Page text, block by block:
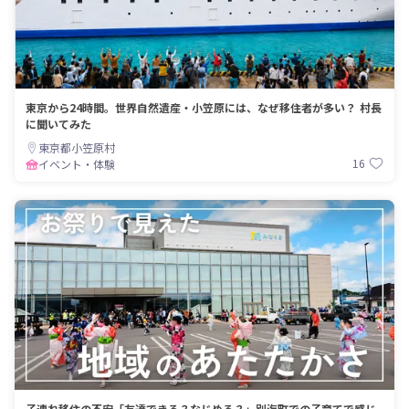
東京から24時間。世界自然遺産・小笠原には、なぜ移住者が多い？ 村長
に聞いてみた
東京都小笠原村
イベント・体験
16